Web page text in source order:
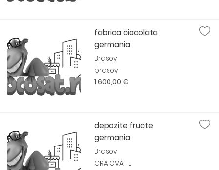
fabrica ciocolata
germania
Brasov
brasov
1 600,00 €
depozite fructe
germania
Brasov
CRAIOVA -...